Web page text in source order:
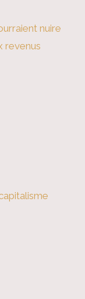
nuire
revenus